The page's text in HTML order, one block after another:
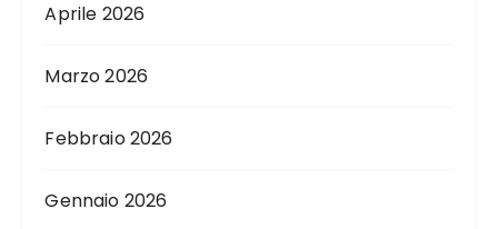
Aprile 2026
Marzo 2026
Febbraio 2026
Gennaio 2026